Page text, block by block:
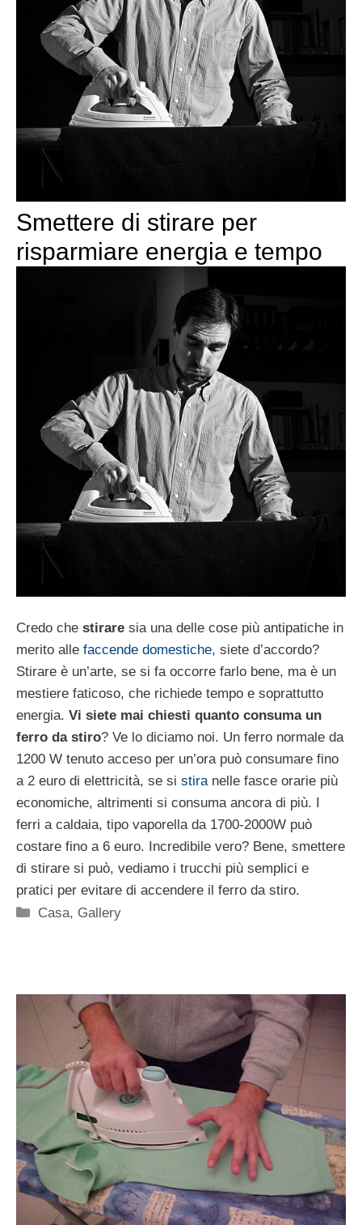
Smettere di stirare per
risparmiare energia e tempo
Credo che stirare sia una delle cose più antipatiche in
merito alle faccende domestiche, siete d’accordo?
Stirare è un’arte, se si fa occorre farlo bene, ma è un
mestiere faticoso, che richiede tempo e soprattutto
energia. Vi siete mai chiesti quanto consuma un
ferro da stiro? Ve lo diciamo noi. Un ferro normale da
1200 W tenuto acceso per un’ora può consumare fino
a 2 euro di elettricità, se si stiranelle fasce orarie più
economiche, altrimenti si consuma ancora di più. I
ferri a caldaia, tipo vaporella da 1700-2000W può
costare fino a 6 euro. Incredibile vero? Bene, smettere
di stirare si può, vediamo i trucchi più semplici e
pratici per evitare di accendere il ferro da stiro.
Categorie
Casa, Gallery